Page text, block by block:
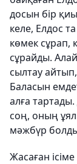
досын бір
келе, Елдос
көмек сұрап,
сұрайды.
сылтау
Баласын
алға
соң, оның
мәжбүр
Жасаған